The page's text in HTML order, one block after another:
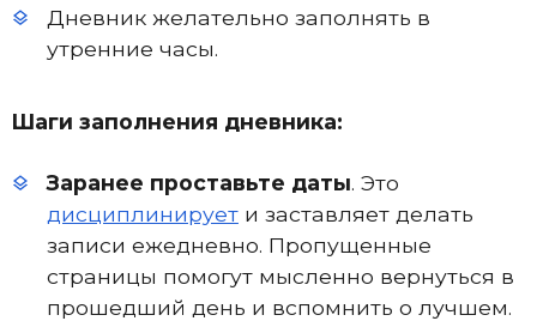
Дневник желательно заполнять в
утренние часы.
Шаги заполнения дневника:
Заранее проставьте даты. Это
дисциплинируети заставляет делать
записи ежедневно. Пропущенные
страницы помогут мысленно вернуться в
прошедший день и вспомнить о лучшем.